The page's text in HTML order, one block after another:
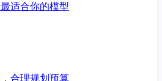
适合你的模型
合理规划预算